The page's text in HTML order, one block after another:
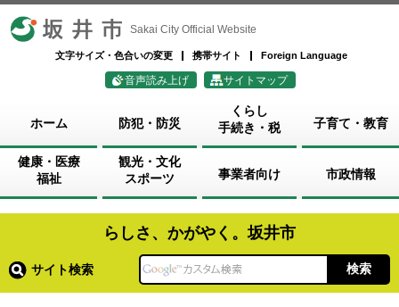
坂井市 Sakai City Official Website
文字サイズ・色合いの変更 携帯サイト Foreign Language
音声読み上げ サイトマップ
ホーム 防犯・防災
くらし
手続き・税
子育て・教育
健康・医療
福祉
観光・文化
スポーツ
事業者向け 市政情報
らしさ、かがやく。坂井市
サイト検索